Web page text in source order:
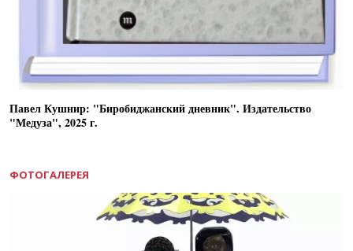
Павел Кушнир: "Биробиджанский дневник". Издательство
"Медуза", 2025 г.
ФОТОГАЛЕРЕЯ